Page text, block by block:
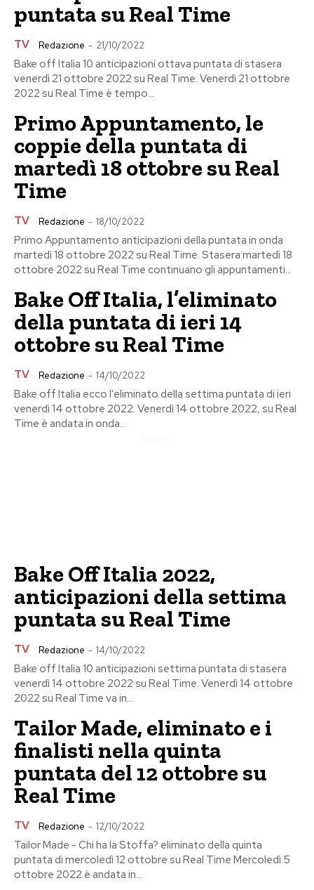
puntata su Real Time
TV Redazione - 21/10/2022
Bake off Italia 10 anticipazioni ottava puntata di stasera
venerdì 21 ottobre 2022 su Real Time. Venerdì 21 ottobre
2022 su Real Time è tempo...
Primo Appuntamento, le
coppie della puntata di
martedì 18 ottobre su Real
Time
TV Redazione - 18/10/2022
Primo Appuntamento anticipazioni della puntata in onda
martedì 18 ottobre 2022 su Real Time. Stasera martedì 18
ottobre 2022 su Real Time continuano gli appuntamenti...
Bake Off Italia, l’eliminato
della puntata di ieri 14
ottobre su Real Time
TV Redazione - 14/10/2022
Bake off Italia ecco l'eliminato della settima puntata di ieri
venerdì 14 ottobre 2022. Venerdì 14 ottobre 2022, su Real
Time è andata in onda...
Bake Off Italia 2022,
anticipazioni della settima
puntata su Real Time
TV Redazione - 14/10/2022
Bake off Italia 10 anticipazioni settima puntata di stasera
venerdì 14 ottobre 2022 su Real Time. Venerdì 14 ottobre
2022 su Real Time va in...
Tailor Made, eliminato e i
finalisti nella quinta
puntata del 12 ottobre su
Real Time
TV Redazione - 12/10/2022
Tailor Made - Chi ha la Stoffa? eliminato della quinta
puntata di mercoledì 12 ottobre su Real Time Mercoledì 5
ottobre 2022 è andata in...